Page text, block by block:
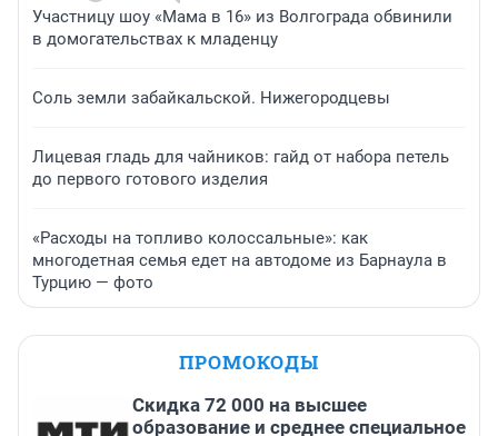
Участницу шоу «Мама в 16» из Волгограда обвинили
в домогательствах к младенцу
Соль земли забайкальской. Нижегородцевы
Лицевая гладь для чайников: гайд от набора петель
до первого готового изделия
«Расходы на топливо колоссальные»: как
многодетная семья едет на автодоме из Барнаула в
Турцию — фото
ПРОМОКОДЫ
Скидка 72 000 на высшее
образование и среднее специальное